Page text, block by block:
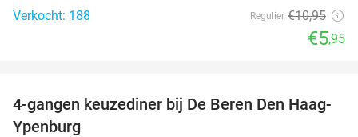
Verkocht: 188 Regulier €10,95
€5,95
46%
4-gangen keuzediner bij De Beren Den Haag-
Ypenburg